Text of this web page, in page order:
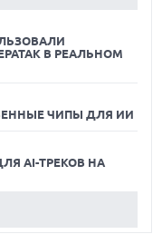
В 2026 ГОДУ
ГОДУ
В РЕАЛЬНОМ
ЧИПЫ ДЛЯ ИИ
AI-ТРЕКОВ НА